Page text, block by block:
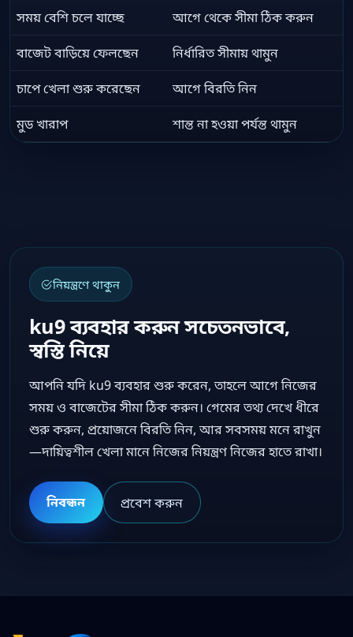
সময় বেশি চলে যাচ্ছে আগে থেকে সীমা ঠিক করুন
বাজেট বাড়িয়ে ফেলছেন নির্ধারিত সীমায় থামুন
চাপে খেলা শুরু করেছেন আগে বিরতি নিন
মুড খারাপ শান্ত না হওয়া পর্যন্ত থামুন
নিয়ন্ত্রণে থাকুন
ku9 ব্যবহার করুন সচেতনভাবে,
স্বস্তি নিয়ে
আপনি যদি ku9 ব্যবহার শুরু করেন, তাহলে আগে নিজের
সময় ও বাজেটের সীমা ঠিক করুন। গেমের তথ্য দেখে ধীরে
শুরু করুন, প্রয়োজনে বিরতি নিন, আর সবসময় মনে রাখুন
—দায়িত্বশীল খেলা মানে নিজের নিয়ন্ত্রণ নিজের হাতে রাখা।
নিবন্ধন প্রবেশ করুন